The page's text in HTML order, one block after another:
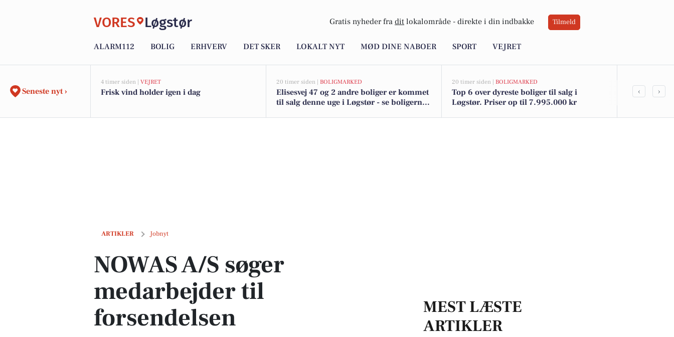
VORES Løgstør Gratis nyheder fra dit lokalområde - direkte i din indbakke Tilmeld
ALARM112 BOLIG ERHVERV DET SKER LOKALT NYT MØD DINE NABOER SPORT VEJRET
Seneste nyt ›
4 timer siden | VEJRET
Frisk vind holder igen i dag
20 timer siden | BOLIGMARKED
Elisesvej 47 og 2 andre boliger er kommet
til salg denne uge i Løgstør - se boligerne
20 timer siden | BOLIGMARKED
Top 6 over dyreste boliger til salg i
Løgstør. Priser op til 7.995.000 kr
‹ ›
ARTIKLER Jobnyt
NOWAS A/S søger medarbejder til forsendelsen
NOWAS A/S søger
medarbejder til
forsendelsen
MEST LÆSTE
ARTIKLER